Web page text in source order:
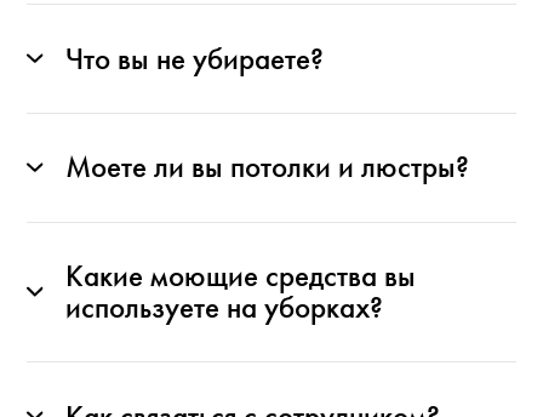
Что вы не убираете?
Моете ли вы потолки и люстры?
Какие моющие средства вы
используете на уборках?